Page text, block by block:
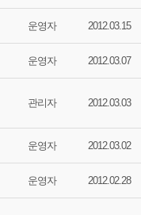
운영자 2012.03.15
운영자 2012.03.07
관리자 2012.03.03
운영자 2012.03.02
운영자 2012.02.28